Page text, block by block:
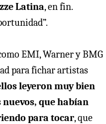
Latina, en fin.
EMI, Warner y BMG
para fichar artistas
leyeron muy bien
que habían
para tocar, que